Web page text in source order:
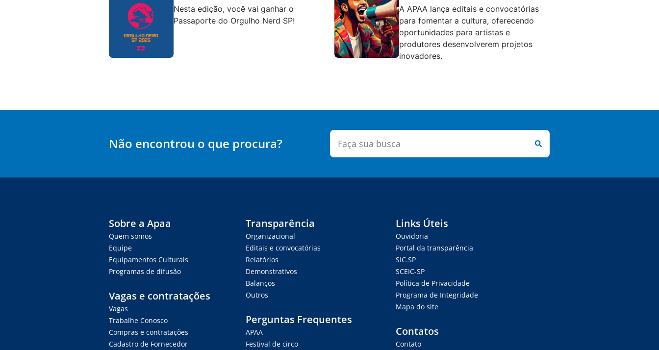
Nesta edição, você vai ganhar o
Passaporte do Orgulho Nerd SP!
A APAA lança editais e convocatórias
para fomentar a cultura, oferecendo
oportunidades para artistas e
produtores desenvolverem projetos
inovadores.
Não encontrou o que procura?
Sobre a Apaa
Quem somos
Equipe
Equipamentos Culturais
Programas de difusão
Vagas e contratações
Vagas
Trabalhe Conosco
Compras e contratações
Cadastro de Fornecedor
Transparência
Organizacional
Editais e convocatórias
Relatórios
Demonstrativos
Balanços
Outros
Perguntas Frequentes
APAA
Festival de circo
Links Úteis
Ouvidoria
Portal da transparência
SIC.SP
SCEIC-SP
Política de Privacidade
Programa de Integridade
Mapa do site
Contatos
Contato